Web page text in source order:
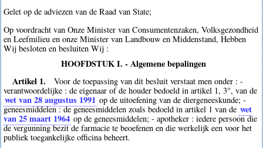
Gelet op de adviezen van de Raad van State;
Op voordracht van Onze Minister van Consumentenzaken, Volksgezondheid
en Leefmilieu en onze Minister van Landbouw en Middenstand, Hebben
Wij besloten en besluiten Wij :
HOOFDSTUK I. - Algemene bepalingen
Artikel 1.
Voor de toepassing van dit besluit verstaat men onder : -
verantwoordelijke : de eigenaar of de houder bedoeld in artikel 1, 3°, van de
wet van 28 augustus 1991 op de uitoefening van de diergeneeskunde; -
geneesmiddelen : de geneesmiddelen zoals bedoeld in artikel 1 van de wet
van 25 maart 1964 op de geneesmiddelen; - apotheker : iedere persoon die
de vergunning bezit de farmacie te beoefenen en die werkelijk een voor het
publiek toegankelijke officina beheert.